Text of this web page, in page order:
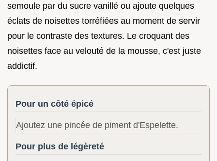
semoule par du sucre vanillé ou ajoute quelques
éclats de noisettes torréfiées au moment de servir
pour le contraste des textures. Le croquant des
noisettes face au velouté de la mousse, c'est juste
addictif.
Pour un côté épicé
Ajoutez une pincée de piment d'Espelette.
Pour plus de légèreté